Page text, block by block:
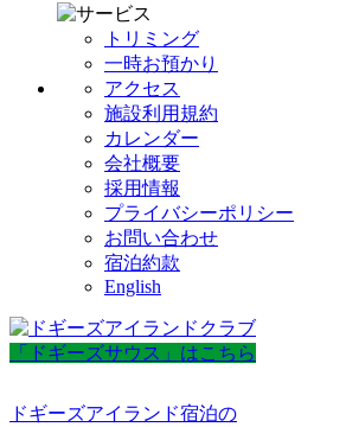
トリミング
一時お預かり
アクセス
施設利用規約
カレンダー
会社概要
採用情報
プライバシーポリシー
お問い合わせ
宿泊約款
English
「ドギーズサウス」はこちら
ドギーズアイランド宿泊の